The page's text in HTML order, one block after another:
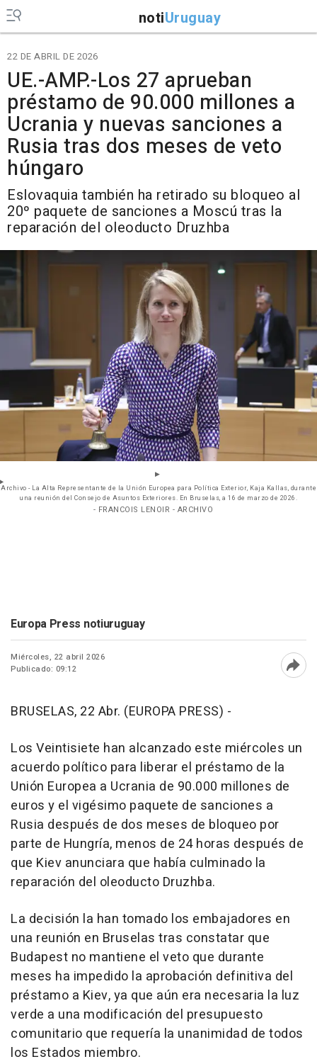
notiUruguay
22 DE ABRIL DE 2026
UE.-AMP.-Los 27 aprueban
préstamo de 90.000 millones a
Ucrania y nuevas sanciones a
Rusia tras dos meses de veto
húngaro
Eslovaquia también ha retirado su bloqueo al
20º paquete de sanciones a Moscú tras la
reparación del oleoducto Druzhba
Archivo - La Alta Representante de la Unión Europea para Política Exterior, Kaja Kallas, durante
una reunión del Consejo de Asuntos Exteriores. En Bruselas, a 16 de marzo de 2026.
- FRANCOIS LENOIR - ARCHIVO
Europa Press notiuruguay
Miércoles, 22 abril 2026
Publicado: 09:12
BRUSELAS, 22 Abr. (EUROPA PRESS) -
Los Veintisiete han alcanzado este miércoles un
acuerdo político para liberar el préstamo de la
Unión Europea a Ucrania de 90.000 millones de
euros y el vigésimo paquete de sanciones a
Rusia después de dos meses de bloqueo por
parte de Hungría, menos de 24 horas después de
que Kiev anunciara que había culminado la
reparación del oleoducto Druzhba.
La decisión la han tomado los embajadores en
una reunión en Bruselas tras constatar que
Budapest no mantiene el veto que durante
meses ha impedido la aprobación definitiva del
préstamo a Kiev, ya que aún era necesaria la luz
verde a una modificación del presupuesto
comunitario que requería la unanimidad de todos
los Estados miembro.